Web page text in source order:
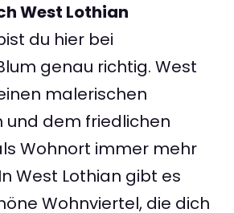
West Lothian
du hier bei
genau richtig. West
malerischen
und dem friedlichen
Wohnort immer mehr
West Lothian gibt es
Wohnviertel, die dich